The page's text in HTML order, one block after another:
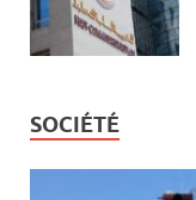
SOCIÉTÉ